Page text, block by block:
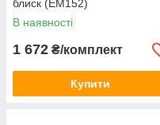
блиск (ЕМ152)
В наявності
1 672 ₴/комплект
Купити